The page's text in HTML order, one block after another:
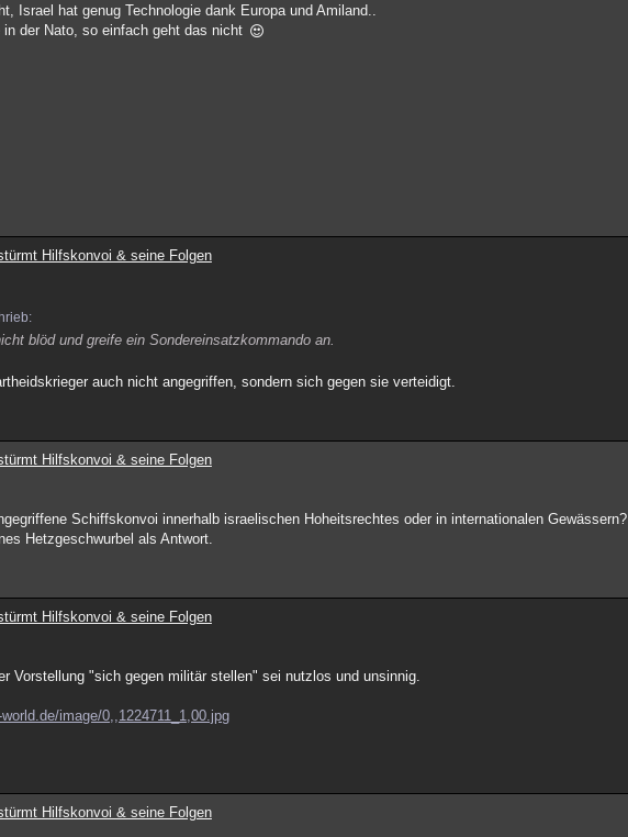
Israel hat genug Technologie dank Europa und Amiland..
in der Nato, so einfach geht das nicht
Hilfskonvoi & seine Folgen
blöd und greife ein Sondereinsatzkommando an.
auch nicht angegriffen, sondern sich gegen sie verteidigt.
Hilfskonvoi & seine Folgen
Schiffskonvoi innerhalb israelischen Hoheitsrechtes oder in internationalen Gewässern?
Hetzgeschwurbel als Antwort.
Hilfskonvoi & seine Folgen
Vorstellung "sich gegen militär stellen" sei nutzlos und unsinnig.
image/0,,1224711_1,00.jpg
Hilfskonvoi & seine Folgen